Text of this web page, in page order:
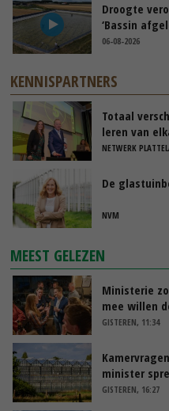
Droogte
‘Bassin
06-08-2026
KENNISPARTNERS
Totaal
leren van
NETWERK
De
NVM
MEEST GELEZEN
Ministerie
mee willen
GISTEREN, 11:34
minister
GISTEREN, 16:27